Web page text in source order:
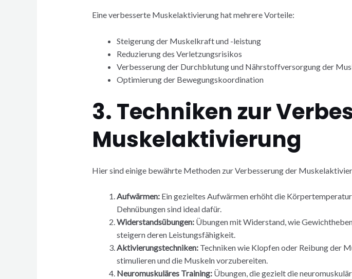
Eine verbesserte Muskelaktivierung hat mehrere Vorteile:
Steigerung der Muskelkraft und -leistung
Reduzierung des Verletzungsrisikos
Verbesserung der Durchblutung und Nährstoffversorgung der
Optimierung der Bewegungskoordination
3. Techniken zur
Muskelaktivierung
Hier sind einige bewährte Methoden zur Verbesserung der
Aufwärmen:Ein gezieltes Aufwärmen erhöht die
Dehnübungen sind ideal dafür.
Widerstandsübungen:Übungen mit Widerstand, wie
steigern deren Leistungsfähigkeit.
Aktivierungstechniken:Techniken wie Klopfen oder Reibung der
stimulieren und die Muskeln vorzubereiten.
Neuromuskuläres Training:Übungen, die gezielt die